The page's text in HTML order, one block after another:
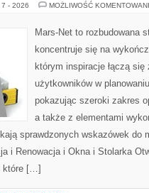
7 - 2026 MOŻLIWOŚĆ
Mars-Net to rozbudowana
koncentruje się na
którym inspiracje łączą
użytkowników w
pokazując szeroki zakres
a także z elementami
sprawdzonych wskazówek do
i Renowacja i Okna i Stolarka
które […]